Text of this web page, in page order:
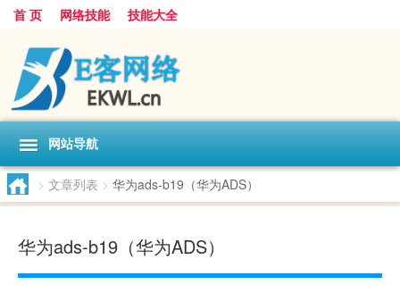
首 页 网络技能 技能大全
网站导航
> 文章列表 > 华为ads-b19（华为ADS）
华为ads-b19（华为ADS）